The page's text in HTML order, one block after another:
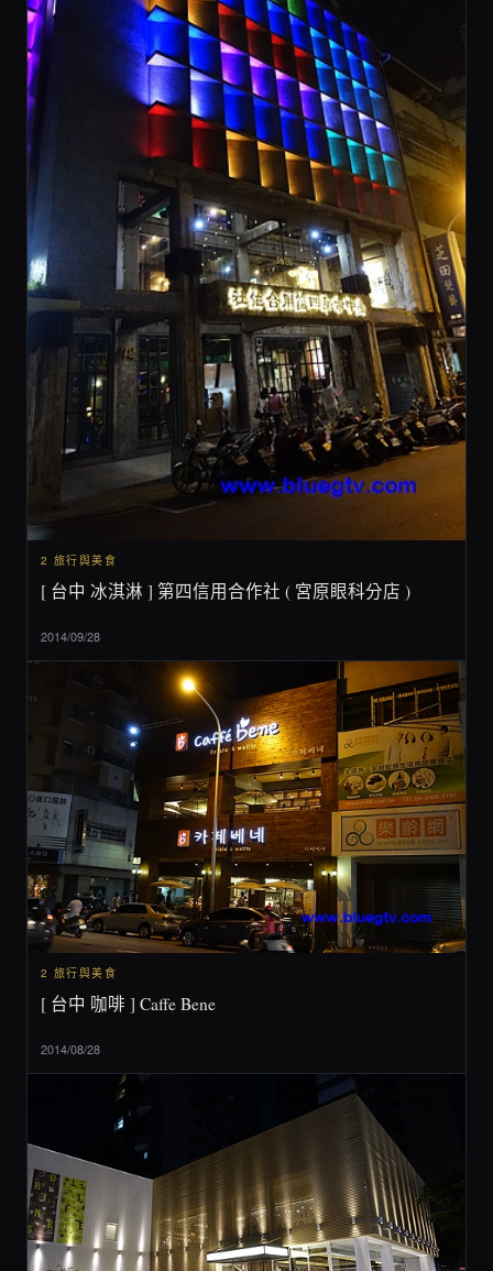
2 旅行與美食
[ 台中 冰淇淋 ] 第四信用合作社 ( 宮原眼科分店 )
2014/09/28
2 旅行與美食
[ 台中 咖啡 ] Caffe Bene
2014/08/28